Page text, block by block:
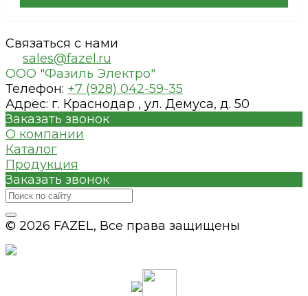
Связаться с нами
sales@fazel.ru
ООО "Фазиль Электро"
Телефон: +7 (928) 042-59-35
Адрес: г. Краснодар , ул. Демуса, д. 50
Заказать звонок
О компании
Каталог
Продукция
Заказать звонок
© 2026 FAZEL, Все права защищены